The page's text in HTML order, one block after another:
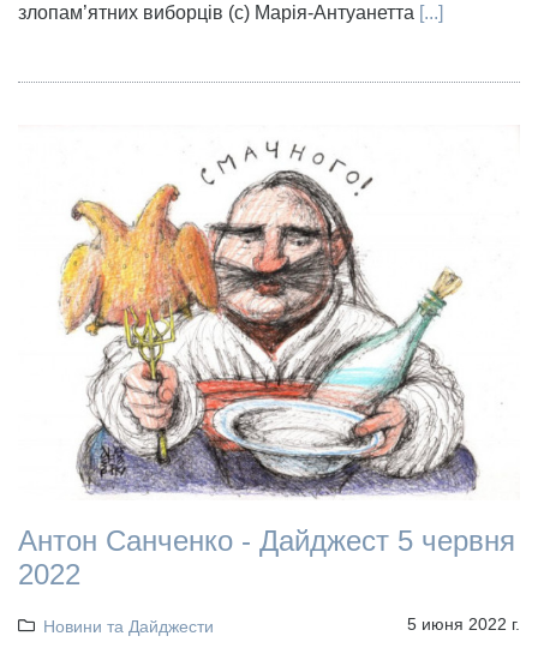
злопам’ятних виборців (с) Марія-Антуанетта [...]
Антон Санченко - Дайджест 5 червня
2022
Новини та Дайджести 5 июня 2022 г.